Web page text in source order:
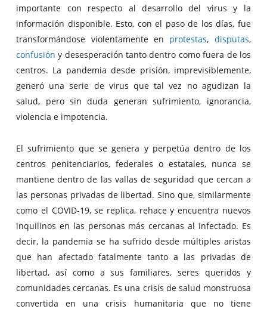
importante con respecto al desarrollo del virus y la
información disponible. Esto, con el paso de los días, fue
transformándose violentamente en protestas, disputas,
confusión y desesperación tanto dentro como fuera de los
centros. La pandemia desde prisión, imprevisiblemente,
generó una serie de virus que tal vez no agudizan la
salud, pero sin duda generan sufrimiento, ignorancia,
violencia e impotencia.
El sufrimiento que se genera y perpetúa dentro de los
centros penitenciarios, federales o estatales, nunca se
mantiene dentro de las vallas de seguridad que cercan a
las personas privadas de libertad. Sino que, similarmente
como el COVID-19, se replica, rehace y encuentra nuevos
inquilinos en las personas más cercanas al infectado. Es
decir, la pandemia se ha sufrido desde múltiples aristas
que han afectado fatalmente tanto a las privadas de
libertad, así como a sus familiares, seres queridos y
comunidades cercanas. Es una crisis de salud monstruosa
convertida en una crisis humanitaria que no tiene